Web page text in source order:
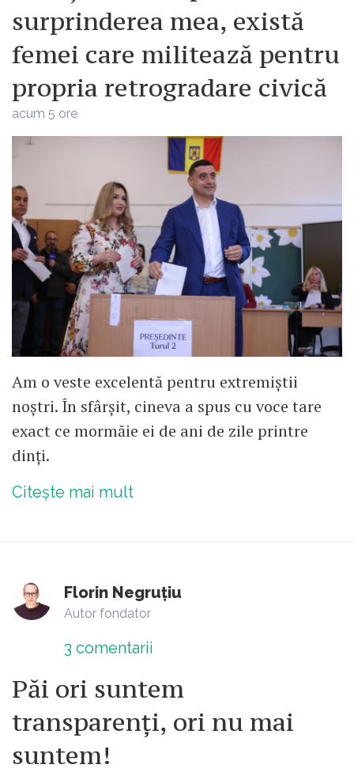
surprinderea mea, există
femei care militează pentru
propria retrogradare civică
acum 5 ore
Am o veste excelentă pentru extremiștii
noștri. În sfârșit, cineva a spus cu voce tare
exact ce mormăie ei de ani de zile printre
dinți.
Citește mai mult
Florin Negruțiu
Autor fondator
3 comentarii
Păi ori suntem
transparenți, ori nu mai
suntem!